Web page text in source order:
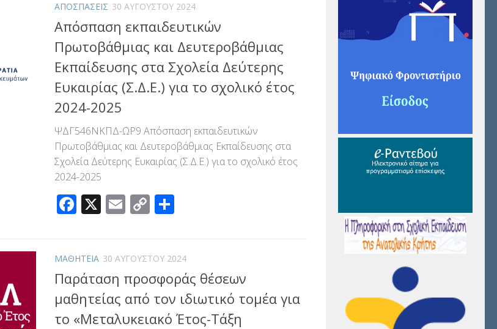
ΑΠΟΣΠΑΣΕΙΣ 30 ΑΥΓΟΎΣΤΟΥ 2024
Απόσπαση εκπαιδευτικών
Πρωτοβάθμιας και Δευτεροβάθμιας
Εκπαίδευσης στα Σχολεία Δεύτερης
Ευκαιρίας (Σ.Δ.Ε.) για το σχολικό έτος
2024-2025
ΨΔΓ546ΝΚΠΔ-ΩΡ9 Απόσπαση εκπαιδευτικών
Πρωτοβάθμιας και Δευτεροβάθμιας Εκπαίδευσης στα
Σχολεία Δεύτερης Ευκαιρίας (Σ.Δ.Ε.) για το σχολικό έτος
2024-2025
Facebook
X Email
Copy
ΜΑΘΗΤΕΙΑ 30 ΑΥΓΟΎΣΤΟΥ 2024
Παράταση προσφοράς θέσεων
μαθητείας από τον ιδιωτικό τομέα για
το «Μεταλυκειακό Έτος-Τάξη